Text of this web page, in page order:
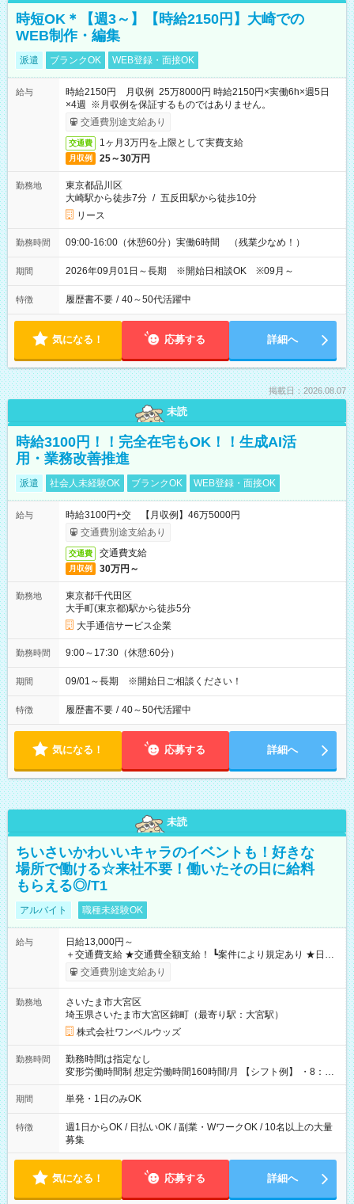
時短OK＊【週3～】【時給2150円】大崎での
WEB制作・編集
派遣 ブランクOK WEB登録・面接OK
給与
時給2150円 月収例 25万8000円 時給2150円×実働6h×週5日
×4週 ※月収例を保証するものではありません。
交通費別途支給あり
交通費 1ヶ月3万円を上限として実費支給
月収例 25～30万円
勤務地
東京都品川区
大崎駅から徒歩7分 / 五反田駅から徒歩10分
リース
勤務時間 09:00-16:00（休憩60分）実働6時間 （残業少なめ！）
期間 2026年09月01日～長期 ※開始日相談OK ※09月～
特徴 履歴書不要 / 40～50代活躍中
気になる！ 応募する 詳細へ
掲載日：2026.08.07
未読
時給3100円！！完全在宅もOK！！生成AI活
用・業務改善推進
派遣 社会人未経験OK ブランクOK WEB登録・面接OK
給与
時給3100円+交 【月収例】46万5000円
交通費別途支給あり
交通費 交通費支給
月収例 30万円～
勤務地
東京都千代田区
大手町(東京都)駅から徒歩5分
大手通信サービス企業
勤務時間 9:00～17:30（休憩:60分）
期間 09/01～長期 ※開始日ご相談ください！
特徴 履歴書不要 / 40～50代活躍中
気になる！ 応募する 詳細へ
未読
ちいさいかわいいキャラのイベントも！好きな
場所で働ける☆来社不要！働いたその日に給料
もらえる◎/T1
アルバイト 職種未経験OK
給与
日給13,000円～
＋交通費支給 ★交通費全額支給！ ┗案件により規定あり ★日払
いOK！（規定あり） ┗働いたその日に現金GET♪ お仕事後はコ
ンビニATMから 日払い分を引き落とせます！ 【試用期間】試
交通費別途支給あり
勤務地
さいたま市大宮区
埼玉県さいたま市大宮区錦町（最寄り駅：大宮駅）
株式会社ワンベルウッズ
勤務時間
勤務時間は指定なし
変形労働時間制 想定労働時間160時間/月 【シフト例】 ・8：00
～21：00
期間 単発・1日のみOK
特徴
週1日からOK / 日払いOK / 副業・WワークOK / 10名以上の大量
募集
気になる！ 応募する 詳細へ